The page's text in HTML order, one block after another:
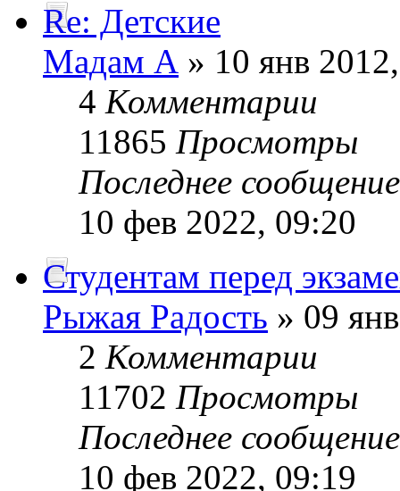
Re: Детские
Мадам А » 10 янв
4 Комментарии
11865 Просмотры
Последнее
10 фев 2022, 09:20
Студентам перед
Рыжая Радость » 09
2 Комментарии
11702 Просмотры
Последнее
10 фев 2022, 09:19